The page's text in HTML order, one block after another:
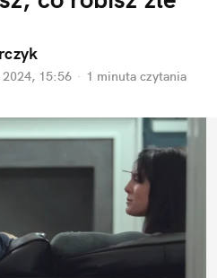
15:56 · 1 minuta czytania